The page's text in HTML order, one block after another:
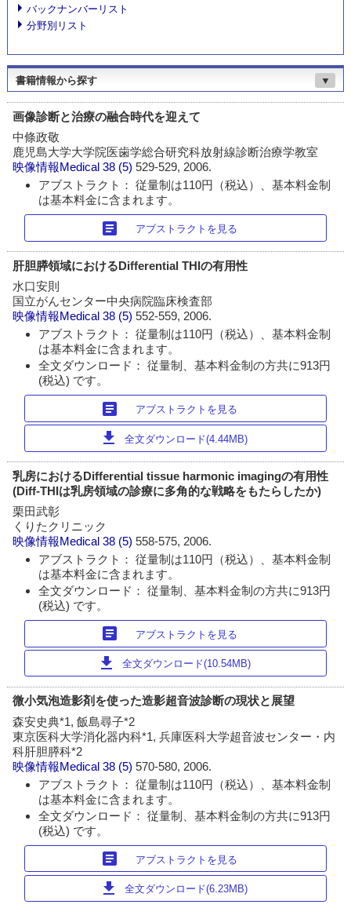
バックナンバーリスト
分野別リスト
書籍情報から探す ▼
画像診断と治療の融合時代を迎えて
中條政敬
鹿児島大学大学院医歯学総合研究科放射線診断治療学教室
映像情報Medical 38 (5)529-529, 2006.
アブストラクト： 従量制は110円（税込）、基本料金制
は基本料金に含まれます。
article アブストラクトを見る
肝胆膵領域におけるDifferential THIの有用性
水口安則
国立がんセンター中央病院臨床検査部
映像情報Medical 38 (5)552-559, 2006.
アブストラクト： 従量制は110円（税込）、基本料金制
は基本料金に含まれます。
全文ダウンロード： 従量制、基本料金制の方共に913円
(税込) です。
article アブストラクトを見る
download 全文ダウンロード(4.44MB)
乳房におけるDifferential tissue harmonic imagingの有用性
(Diff-THIは乳房領域の診療に多角的な戦略をもたらしたか)
栗田武彰
くりたクリニック
映像情報Medical 38 (5)558-575, 2006.
アブストラクト： 従量制は110円（税込）、基本料金制
は基本料金に含まれます。
全文ダウンロード： 従量制、基本料金制の方共に913円
(税込) です。
article アブストラクトを見る
download 全文ダウンロード(10.54MB)
微小気泡造影剤を使った造影超音波診断の現状と展望
森安史典*1, 飯島尋子*2
東京医科大学消化器内科*1, 兵庫医科大学超音波センター・内
科肝胆膵科*2
映像情報Medical 38 (5)570-580, 2006.
アブストラクト： 従量制は110円（税込）、基本料金制
は基本料金に含まれます。
全文ダウンロード： 従量制、基本料金制の方共に913円
(税込) です。
article アブストラクトを見る
download 全文ダウンロード(6.23MB)